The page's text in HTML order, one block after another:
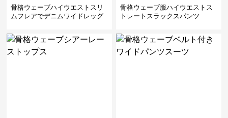
骨格ウェーブハイウエストスリ
ムフレアでデニムワイドレッグ
骨格ウェーブ服ハイウエストス
トレートスラックスパンツ